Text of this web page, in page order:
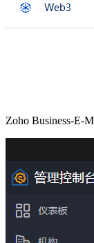
Zoho Business-E-